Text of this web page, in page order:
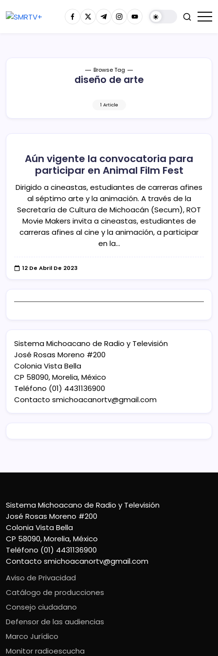
Browse Tag
diseño de arte
1 Article
Aún vigente la convocatoria para
participar en Animal Film Fest
Dirigido a cineastas, estudiantes de carreras afines
al séptimo arte y la animación. A través de la
Secretaría de Cultura de Michoacán (Secum), ROT
Movie Makers invita a cineastas, estudiantes de
carreras afines al cine y la animación, a participar
en la…
12 De Abril De 2023
Sistema Michoacano de Radio y Televisión
José Rosas Moreno #200
Colonia Vista Bella
CP 58090, Morelia, México
Teléfono (01) 4431136900
Contacto smichoacanortv@gmail.com
Sistema Michoacano de Radio y Televisión
José Rosas Moreno #200
Colonia Vista Bella
CP 58090, Morelia, México
Teléfono (01) 4431136900
Contacto smichoacanortv@gmail.com
Aviso de Privacidad
Catálogo de producciones
Consejo ciudadano
Defensor de las audiencias
Marco Jurídico
Monitor radioescucha